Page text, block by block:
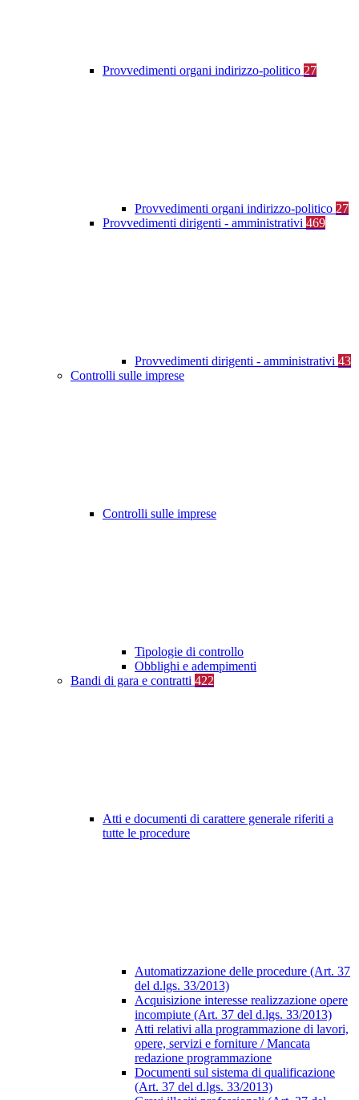
Provvedimenti organi indirizzo-politico 27
Provvedimenti organi indirizzo-politico 27
Provvedimenti dirigenti - amministrativi 469
Provvedimenti dirigenti - amministrativi 43
Controlli sulle imprese
Controlli sulle imprese
Tipologie di controllo
Obblighi e adempimenti
Bandi di gara e contratti 422
Atti e documenti di carattere generale riferiti a
tutte le procedure
Automatizzazione delle procedure (Art. 37
del d.lgs. 33/2013)
Acquisizione interesse realizzazione opere
incompiute (Art. 37 del d.lgs. 33/2013)
Atti relativi alla programmazione di lavori,
opere, servizi e forniture / Mancata
redazione programmazione
Documenti sul sistema di qualificazione
(Art. 37 del d.lgs. 33/2013)